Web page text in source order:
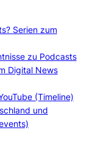
Serien zum
zu Podcasts
Digital News
(Timeline)
und